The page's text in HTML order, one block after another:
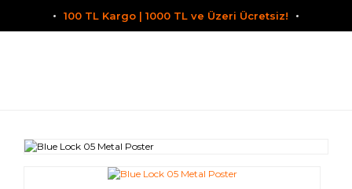
100 TL Kargo | 1000 TL ve Üzeri Ücretsiz!